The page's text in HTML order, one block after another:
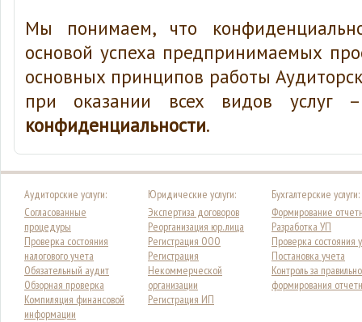
Мы понимаем, что
основой успеха предпринимаемых
основных принципов работы
при оказании всех видов
конфиденциальности.
Аудиторские услуги:
Согласованные
процедуры
Проверка состояния
налогового учета
Обязательный аудит
Обзорная проверка
Компиляция финансовой
информации
Юридические услуги:
Экспертиза договоров
Реорганизация юр. лица
Регистрация ООО
Регистрация
Некоммерческой
организации
Регистрация ИП
Бухгалтерские услуги:
Формирование
Разработка УП
Проверка состояния
Постановка учета
Контроль за
формирования